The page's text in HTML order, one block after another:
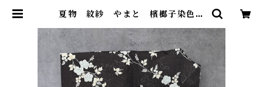
夏物 紋紗 やまと 檳榔子染色の
柄 小紋 裄丈 70㎝ K6835 | 着
物 ひょうたん堂